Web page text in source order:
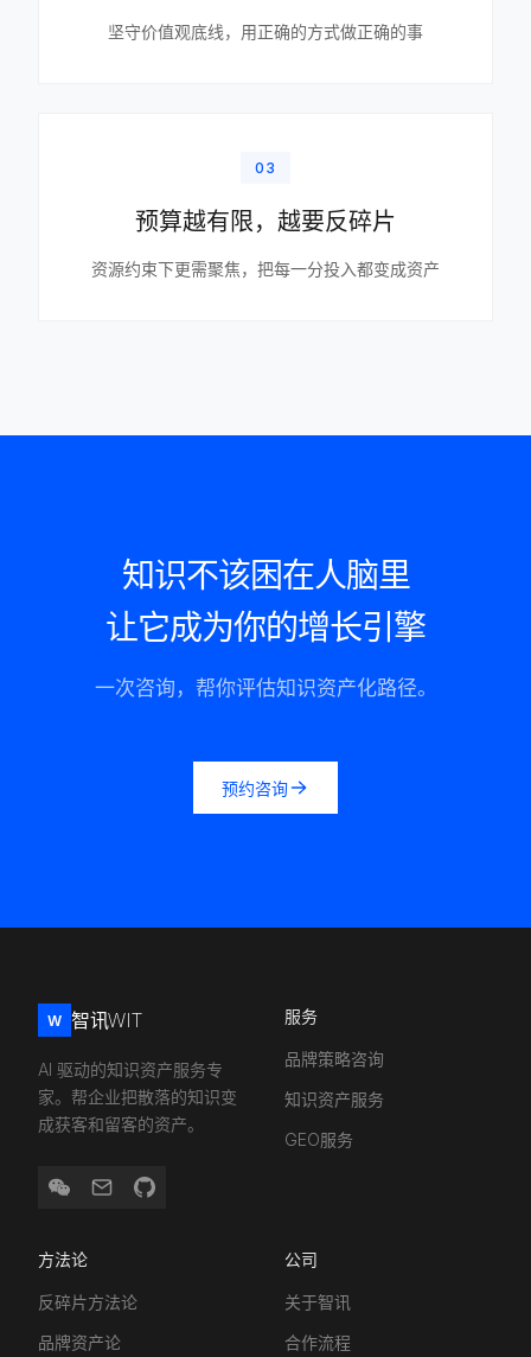
坚守价值观底线，用正确的方式做正确的事
03
预算越有限，越要反碎片
资源约束下更需聚焦，把每一分投入都变成资产
知识不该困在人脑里
让它成为你的增长引擎
一次咨询，帮你评估知识资产化路径。
预约咨询
W 智讯WIT
AI 驱动的知识资产服务专
家。帮企业把散落的知识变
成获客和留客的资产。
服务
品牌策略咨询
知识资产服务
GEO服务
方法论
反碎片方法论
品牌资产论
公司
关于智讯
合作流程